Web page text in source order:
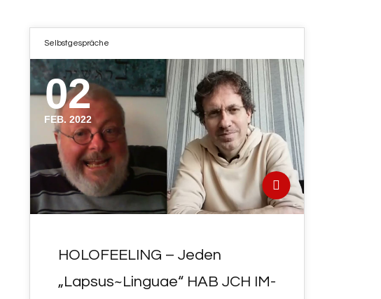
Selbstgespräche
02
FEB. 2022
HOLOFEELING – Jeden
„Lapsus~Linguae“ HAB JCH IM-